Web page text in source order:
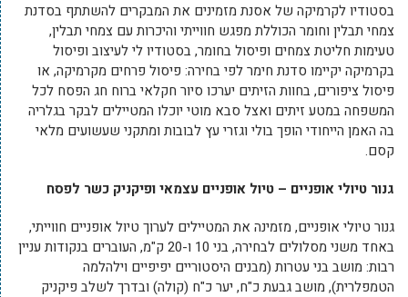
בסטודיו לקרמיקה של אסנת מזמינים את המבקרים להשתתף בסדנת
צמחי תבלין וחומר הכוללת מפגש חווייתי והיכרות עם צמחי תבלין,
טעימות חליטת צמחים ופיסול בחומר, בסטודיו לי לעיצוב ופיסול
בקרמיקה יקיימו סדנת חימר לפי בחירה: פיסול פרחים מקרמיקה, או
פיסול ציפורים, בחוות הזיתים יערכו סיור חקלאי ברוח חג הפסח לכל
המשפחה במטע זיתים ואצל סבא מוטי יוכלו המטיילים לבקר בגלריה
בה האמן הייחודי הופך בולי וגזרי עץ לבובות ומתקני שעשועים מלאי
קסם.
גנור טיולי אופניים – טיול אופניים עצמאי ופיקניק כשר לפסח
גנור טיולי אופניים, מזמינה את המטיילים לערוך טיול אופניים חווייתי,
באחד משני מסלולים לבחירה, בני 10 ו-20 ק"מ, העוברים בנקודות עניין
רבות: מושב בני עטרות (מבנים היסטוריים יפיפיים וילהלמה
הטמפלרית), מושב גבעת כ"ח, יער כ"ח (קולה) ובדרך לשלב פיקניק